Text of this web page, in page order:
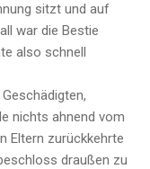
sitzt und auf
war die Bestie
also schnell
nichts ahnend vom
Eltern zurückkehrte
draußen zu